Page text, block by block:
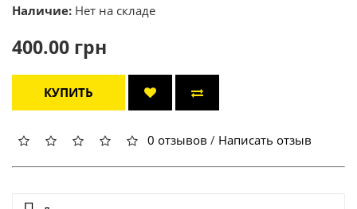
Наличие: Нет на складе
400.00 грн
КУПИТЬ
0 отзывов / Написать отзыв